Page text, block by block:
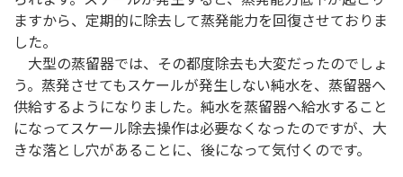
ますから、定期的に除去して蒸発能力を回復させておりま
した。
大型の蒸留器では、その都度除去も大変だったのでしょ
う。蒸発させてもスケールが発生しない純水を、蒸留器へ
供給するようになりました。純水を蒸留器へ給水すること
になってスケール除去操作は必要なくなったのですが、大
きな落とし穴があることに、後になって気付くのです。